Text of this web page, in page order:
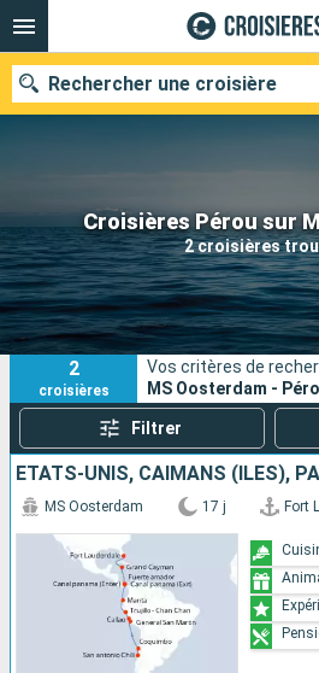
Croisières Pérou sur
2 croisières
Rechercher une croisière
Nos destinations
Mois de départ
Ports
2
croisières
Vos critères de
MS Oosterdam -
Filtrer
MS Oosterdam 17 j Fort